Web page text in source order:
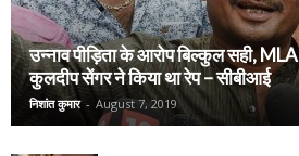
उन्नाव पीड़िता के आरोप बिल्कुल सही, MLA
कुलदीप सेंगर ने किया था रेप – सीबीआई
निशांत कुमार - August 7, 2019